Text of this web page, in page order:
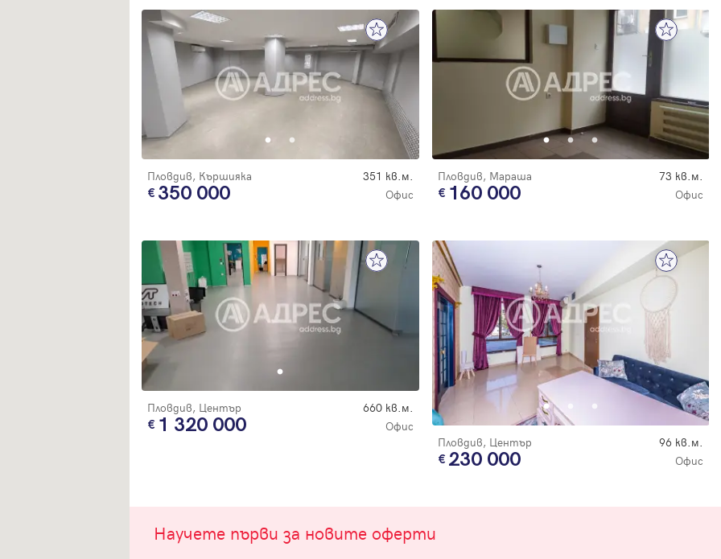
Пловдив, Кършияка 351 кв.м.
350 000 Офис
Пловдив, Мараша 73 кв.м.
160 000 Офис
Пловдив, Център 660 кв.м.
1 320 000
Офис
Пловдив, Център
96 кв.м.
230 000 Офис
Научете първи за новите оферти